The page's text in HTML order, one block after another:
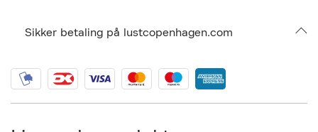
Sikker betaling på lustcopenhagen.com